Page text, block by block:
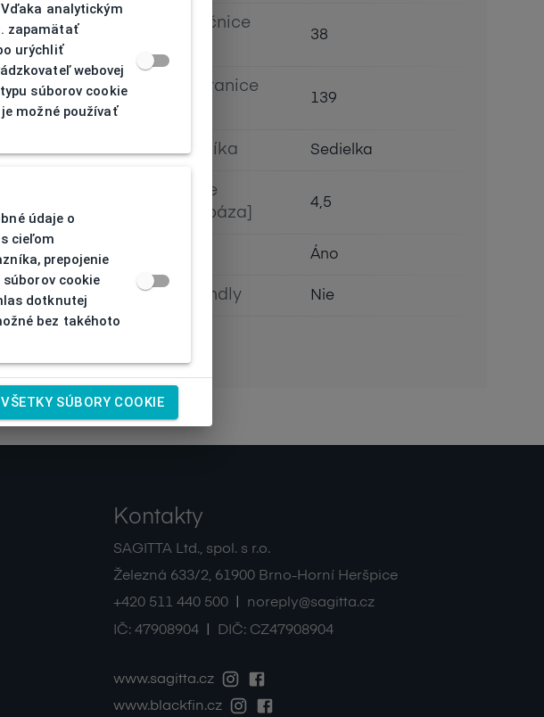
Výška očnice
38
Dĺžka stranice
139
Typ nosníka Sedielka
Prehnutie
očnice [báza]
4,5
Áno
Eco Friendly Nie
Kontakty
SAGITTA Ltd., spol. s r.o.
Železná 633/2, 61900 Brno-Horní Heršpice
+420 511 440 500
noreply@sagitta.cz
IČ: 47908904 DIČ: CZ47908904
www.sagitta.cz
www.blackfin.cz
analytickým
zapamätať
urýchliť
webovej
súborov cookie
možné používať
údaje o
cieľom
prepojenie
cookie
dotknutej
bez takéhoto
SÚBORY COOKIE